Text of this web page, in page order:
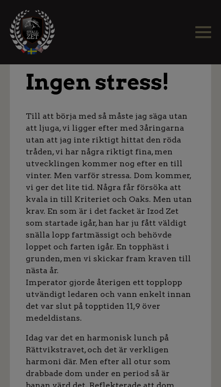
Ingen stress!
Till att börja med så måste jag säga utan
att ljuga, vi ligger efter med 3åringarna
utan att jag inte riktigt hittat den röda
tråden, vi har några riktigt fina, men
utvecklingen kommer nog efter en till
vinter. Men varför stressa. Dom kommer,
vi ger det lite tid. Några får försöka att
kvala in till Kriteriet och Oaks. Men utan
krav. En som är i det facket är Izod Zet
som startade igår, han har ju fått väldigt
snälla lopp fartmässigt och behövde
loppet och farten igår. En topphäst i
grunden, men vi skickar fram kraven till
nästa år.
Imperator gjorde återigen ett topplopp
utvändigt ledaren och vann enkelt innan
det var slut på topptiden 11,9 över
medeldistans.
Idag var det en harmonisk lunch på
Rättvikstravet, och det är verkligen
harmoni där. Men efter all otur som
drabbade dom under en period så är